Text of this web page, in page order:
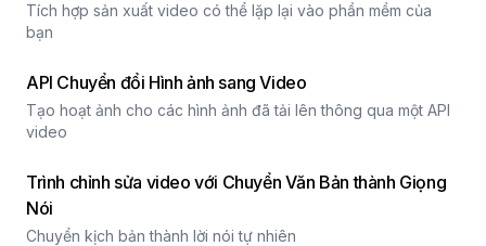
Tích hợp sản xuất video có thể lặp lại vào phần mềm của
bạn
API Chuyển đổi Hình ảnh sang Video
Tạo hoạt ảnh cho các hình ảnh đã tải lên thông qua một API
video
Trình chỉnh sửa video với Chuyển Văn Bản thành Giọng
Nói
Chuyển kịch bản thành lời nói tự nhiên